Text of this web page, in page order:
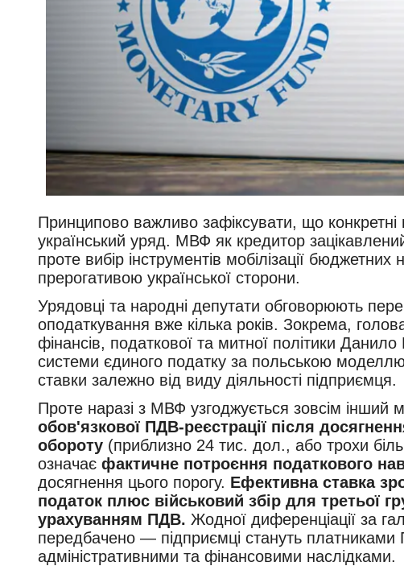
Принципово важливо зафіксувати, що
український уряд. МВФ як кредитор
проте вибір інструментів мобілізації
прерогативою української сторони.
Урядовці та народні депутати обговорюють
оподаткування вже кілька років. Зокрема,
фінансів, податкової та митної політики
системи єдиного податку за польською
ставки залежно від виду діяльності підприємця.
Проте наразі з МВФ узгоджується зовсім інший
обов'язкової ПДВ-реєстрації після
обороту (приблизно 24 тис. дол., або трохи
означає фактичне потроєння податкового
досягнення цього порогу. Ефективна ставка
податок плюс військовий збір для третьої
урахуванням ПДВ. Жодної диференціації за
передбачено — підприємці стануть платниками
адміністративними та фінансовими наслідками.